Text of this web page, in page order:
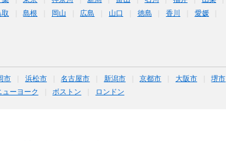
取 島根 岡山 広島 山口 徳島 香川
愛媛
市 浜松市 名古屋市 新潟市 京都市 大阪市
堺市
ューヨーク ボストン ロンドン